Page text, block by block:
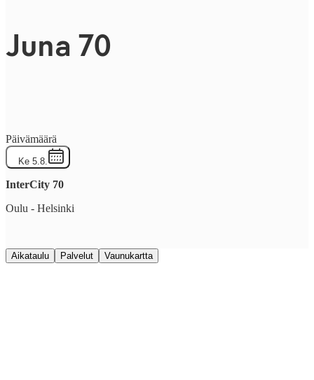
Juna 70
Päivämäärä
Ke 5.8.
InterCity 70
Oulu - Helsinki
Aikataulu Palvelut Vaunukartta